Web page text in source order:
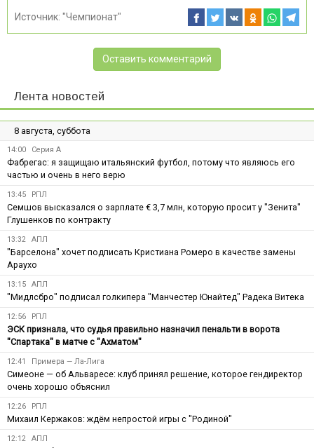
Источник: "Чемпионат"
Оставить комментарий
Лента новостей
8 августа, суббота
14:00 Серия А
Фабрегас: я защищаю итальянский футбол, потому что являюсь его
частью и очень в него верю
13:45 РПЛ
Семшов высказался о зарплате € 3,7 млн, которую просит у "Зенита"
Глушенков по контракту
13:32 АПЛ
"Барселона" хочет подписать Кристиана Ромеро в качестве замены
Араухо
13:15 АПЛ
"Мидлсбро" подписал голкипера "Манчестер Юнайтед" Радека Витека
12:56 РПЛ
ЭСК признала, что судья правильно назначил пенальти в ворота
"Спартака" в матче с "Ахматом"
12:41 Примера — Ла-Лига
Симеоне — об Альваресе: клуб принял решение, которое гендиректор
очень хорошо объяснил
12:26 РПЛ
Михаил Кержаков: ждём непростой игры с "Родиной"
12:12 АПЛ